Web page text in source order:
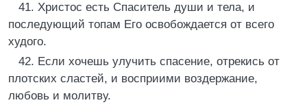
41. Христос есть Спаситель души и тела, и
последующий топам Его освобождается от всего
худого.
42. Если хочешь улучить спасение, отрекись от
плотских сластей, и восприими воздержание,
любовь и молитву.